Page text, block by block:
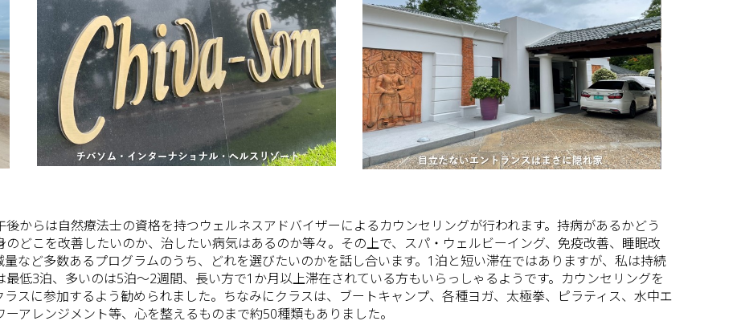
からは自然療法士の資格を持つウェルネスアドバイザーによるカウンセリングが行われます。持病があるかどう
どこを改善したいのか、治したい病気はあるのか等々。その上で、スパ・ウェルビーイング、免疫改善、睡眠改
など多数あるプログラムのうち、どれを選びたいのかを話し合います。1泊と短い滞在ではありますが、私は持続
低3泊、多いのは5泊～2週間、長い方で1か月以上滞在されている方もいらっしゃるようです。カウンセリングを
スに参加するよう勧められました。ちなみにクラスは、ブートキャンプ、各種ヨガ、太極拳、ピラティス、水中エ
アレンジメント等、心を整えるものまで約50種類もありました。